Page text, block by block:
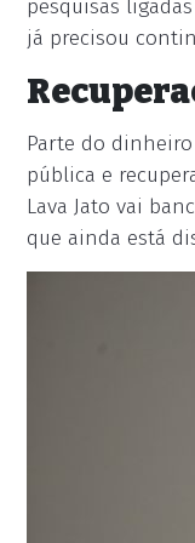
pesquisas
já precisou
Parte do
pública e
Lava Jato vai
que ainda está